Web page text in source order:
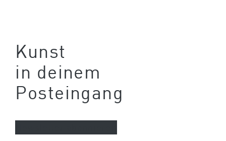
Kunst
in deinem
Posteingang